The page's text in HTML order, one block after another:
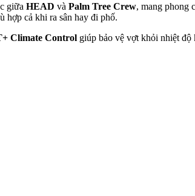
giữa HEAD và Palm Tree Crew, mang phong
hợp cả khi ra sân hay đi phố.
Climate Control giúp bảo vệ vợt khỏi nhiệt